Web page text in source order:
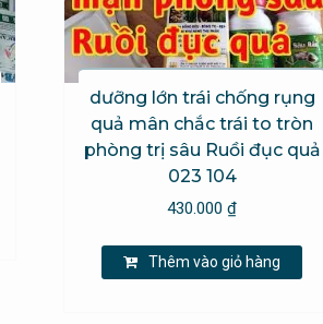
dưỡng lớn trái chống rụng
quả mân chắc trái to tròn
phòng trị sâu Ruồi đục quả
023 104
430.000₫
Thêm vào giỏ hàng